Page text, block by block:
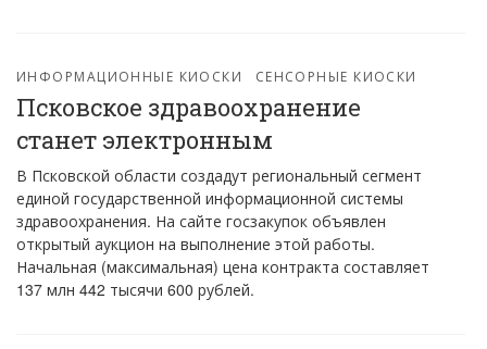
ИНФОРМАЦИОННЫЕ КИОСКИ СЕНСОРНЫЕ КИОСКИ
Псковское здравоохранение
станет электронным
В Псковской области создадут региональный сегмент
единой государственной информационной системы
здравоохранения. На сайте госзакупок объявлен
открытый аукцион на выполнение этой работы.
Начальная (максимальная) цена контракта составляет
137 млн 442 тысячи 600 рублей.